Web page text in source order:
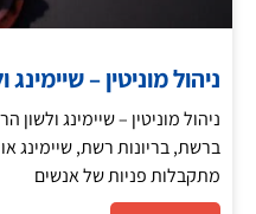
ניהול מוניטין –
ניהול מוניטין – שיימינג
ברשת, בריונות רשת, שיימינג
מתקבלות פניות של אנשים